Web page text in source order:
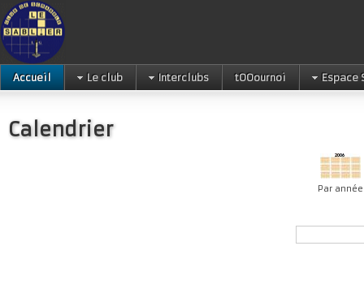
Accueil Le club Interclubs tOOournoi Espace
Calendrier
Par année